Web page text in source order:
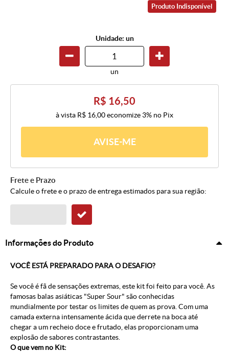
Produto Indisponível
Unidade: un
un
R$ 16,50
à vista R$ 16,00economize 3% no Pix
AVISE-ME
Frete e Prazo
Calcule o frete e o prazo de entrega estimados para sua região:
Informações do Produto
VOCÊ ESTÁ PREPARADO PARA O DESAFIO?
Se você é fã de sensações extremas, este kit foi feito para você. As
famosas balas asiáticas "Super Sour" são conhecidas
mundialmente por testar os limites de quem as prova. Com uma
camada externa intensamente ácida que derrete na boca até
chegar a um recheio doce e frutado, elas proporcionam uma
explosão de sabores contrastantes.
O que vem no Kit: